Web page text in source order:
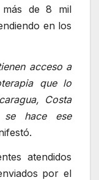
más de 8 mil
en los
acceso a
que lo
Costa
hace ese
atendidos
por el